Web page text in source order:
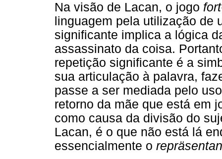
Na visão de Lacan, o jogo
linguagem pela utilização de
significante implica a lógica
assassinato da coisa.
repetição significante é a
sua articulação à palavra,
passe a ser mediada pelo
retorno da mãe que está em
como causa da divisão do
Lacan, é o que não está lá
essencialmente o